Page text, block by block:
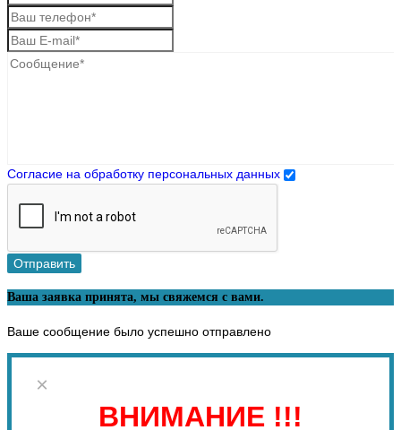
Согласие на обработку персональных данных
Отправить
Ваша заявка принята, мы свяжемся с вами.
Ваше сообщение было успешно отправлено
×
ВНИМАНИЕ !!!